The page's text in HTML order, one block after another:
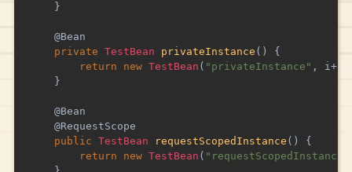
}
@Bean
private TestBean privateInstance ( )
{
return
new TestBean ( "privateInstance" , i++
}
@Bean
@RequestScope
public TestBean requestScopedInstance ( )
{
return
new TestBean ( "requestScopedInstance"